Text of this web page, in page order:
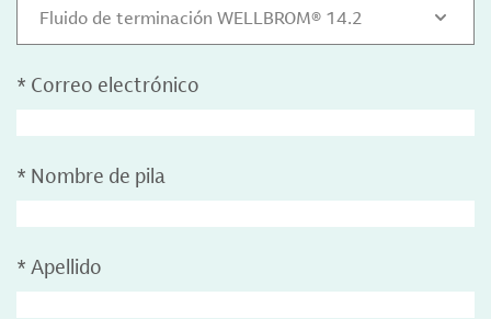
Fluido de terminación WELLBROM® 14.2
* Correo electrónico
* Nombre de pila
* Apellido